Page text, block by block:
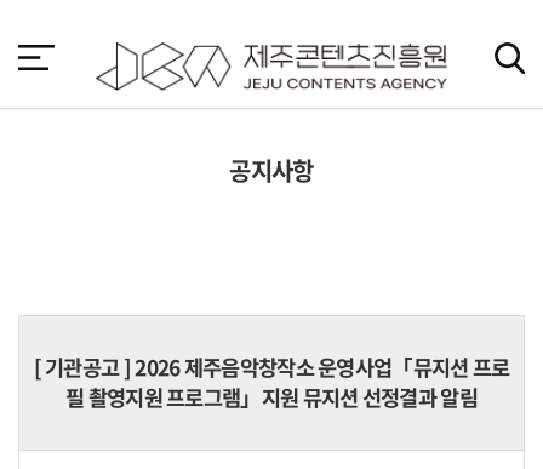
바
가
공지사항
[기관공고] 2026 제주음악창작소 운영사업「뮤지션 프로
필 촬영지원 프로그램」지원 뮤지션 선정결과 알림